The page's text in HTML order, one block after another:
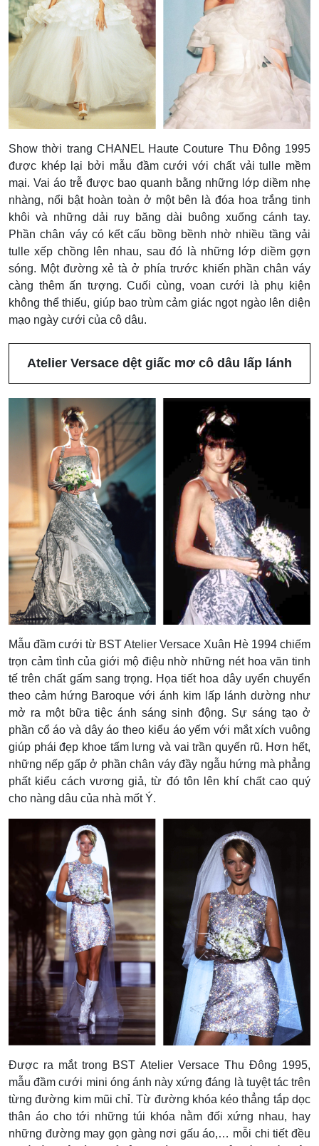
Show thời trang CHANEL Haute Couture Thu Đông 1995
được khép lại bởi mẫu đầm cưới với chất vải tulle mềm
mại. Vai áo trễ được bao quanh bằng những lớp diềm nhẹ
nhàng, nổi bật hoàn toàn ở một bên là đóa hoa trắng tinh
khôi và những dải ruy băng dài buông xuống cánh tay.
Phần chân váy có kết cấu bồng bềnh nhờ nhiều tầng vải
tulle xếp chồng lên nhau, sau đó là những lớp diềm gợn
sóng. Một đường xẻ tà ở phía trước khiến phần chân váy
càng thêm ấn tượng. Cuối cùng, voan cưới là phụ kiện
không thể thiếu, giúp bao trùm cảm giác ngọt ngào lên diện
mạo ngày cưới của cô dâu.
Atelier Versace dệt giấc mơ cô dâu lấp lánh
Mẫu đầm cưới từ BST Atelier Versace Xuân Hè 1994 chiếm
trọn cảm tình của giới mộ điệu nhờ những nét hoa văn tinh
tế trên chất gấm sang trọng. Họa tiết hoa dây uyển chuyển
theo cảm hứng Baroque với ánh kim lấp lánh dường như
mở ra một bữa tiệc ánh sáng sinh động. Sự sáng tạo ở
phần cổ áo và dây áo theo kiểu áo yếm với mắt xích vuông
giúp phái đẹp khoe tấm lưng và vai trần quyến rũ. Hơn hết,
những nếp gấp ở phần chân váy đầy ngẫu hứng mà phẳng
phất kiểu cách vương giả, từ đó tôn lên khí chất cao quý
cho nàng dâu của nhà mốt Ý.
Được ra mắt trong BST Atelier Versace Thu Đông 1995,
mẫu đầm cưới mini óng ánh này xứng đáng là tuyệt tác trên
từng đường kim mũi chỉ. Từ đường khóa kéo thẳng tắp dọc
thân áo cho tới những túi khóa nằm đối xứng nhau, hay
những đường may gọn gàng nơi gấu áo,… mỗi chi tiết đều